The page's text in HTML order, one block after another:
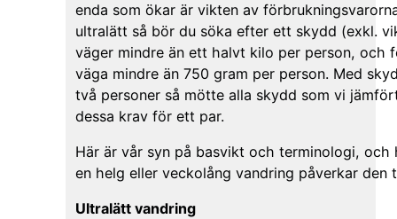
enda som ökar är vikten av
ultralätt så bör du söka efter ett skydd (exkl.
väger mindre än ett halvt kilo per person, och
väga mindre än 750 gram per person. Med
två personer så mötte alla skydd som vi
dessa krav för ett par.
Här är vår syn på basvikt och terminologi,
en helg eller veckolång vandring påverkar den
Ultralätt vandring